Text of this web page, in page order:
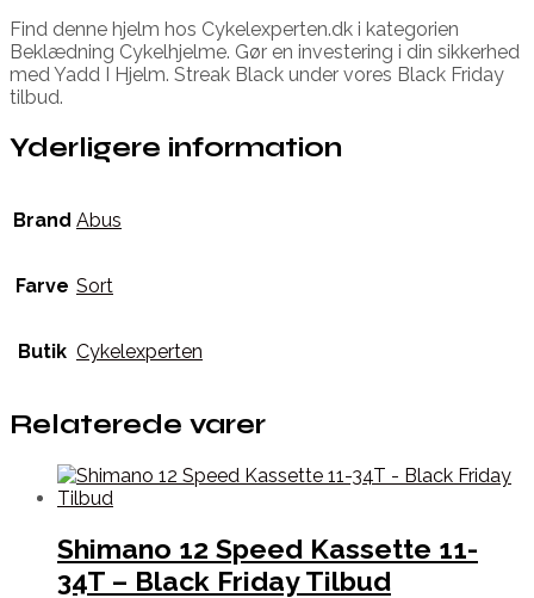
Find denne hjelm hos Cykelexperten.dk i kategorien
Beklædning Cykelhjelme. Gør en investering i din sikkerhed
med Yadd I Hjelm. Streak Black under vores Black Friday
tilbud.
Yderligere information
Brand Abus
Farve Sort
Butik Cykelexperten
Relaterede varer
Shimano 12 Speed Kassette 11-
34T – Black Friday Tilbud